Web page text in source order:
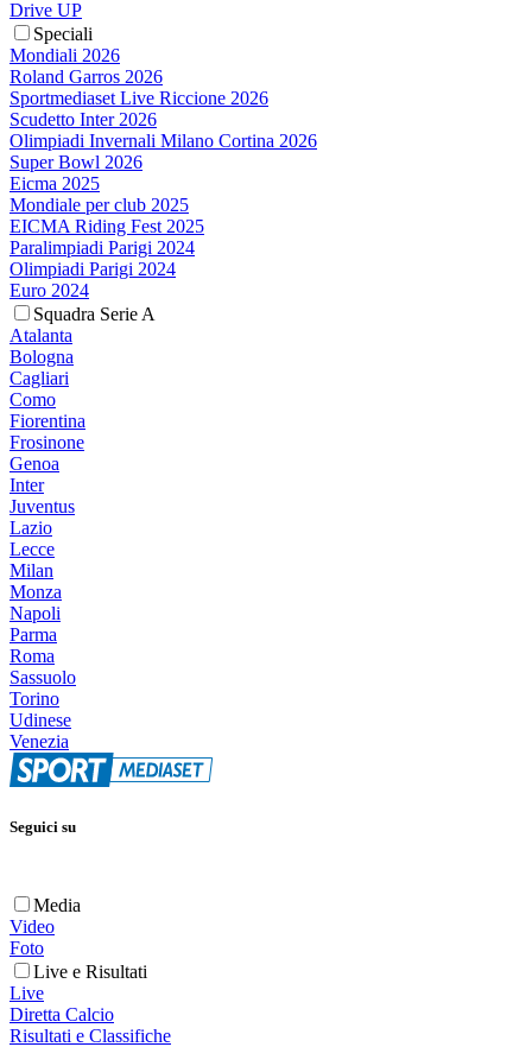
Drive UP
Speciali
Mondiali 2026
Roland Garros 2026
Sportmediaset Live Riccione 2026
Scudetto Inter 2026
Olimpiadi Invernali Milano Cortina 2026
Super Bowl 2026
Eicma 2025
Mondiale per club 2025
EICMA Riding Fest 2025
Paralimpiadi Parigi 2024
Olimpiadi Parigi 2024
Euro 2024
Squadra Serie A
Atalanta
Bologna
Cagliari
Como
Fiorentina
Frosinone
Genoa
Inter
Juventus
Lazio
Lecce
Milan
Monza
Napoli
Parma
Roma
Sassuolo
Torino
Udinese
Venezia
Seguici su
Media
Video
Foto
Live e Risultati
Live
Diretta Calcio
Risultati e Classifiche